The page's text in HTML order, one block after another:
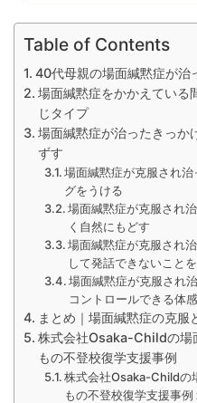
Table of Contents
40代母親の場面緘黙症が治
場面緘黙症をかかえている
じタイプ
場面緘黙症が治ったきっか
ずす
場面緘黙症が克服され
グをうける
場面緘黙症が克服され
く自然にもどす
場面緘黙症が克服され
して発話できないこと
場面緘黙症が克服され
コントロールできる体
まとめ｜場面緘黙症の克服
株式会社Osaka-Childの場
もの不登校復学支援事例
株式会社Osaka-Childの
もの不登校復学支援事例